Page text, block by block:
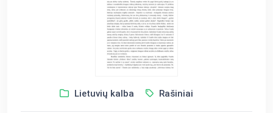
Lietuvių kalba Rašiniai